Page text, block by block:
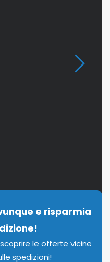
e risparmia
le offerte vicine
spedizioni!